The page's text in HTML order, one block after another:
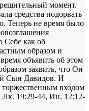
момент.
средства подорвать
Теперь не время было
Себе как об
образом и
объявить об этом
заявить, что Он
Сын Давидов. И
торжественным входом
19:29-44, Ин. 12:12-